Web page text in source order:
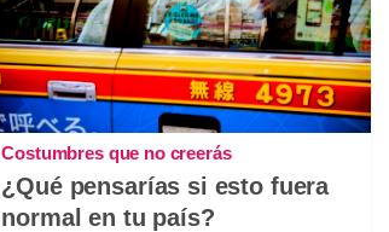
Costumbres que no creerás
¿Qué pensarías si esto fuera
normal en tu país?